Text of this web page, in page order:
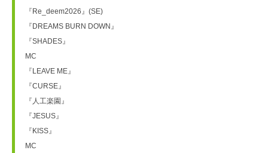
『Re_deem2026』(SE)
『DREAMS BURN DOWN』
『SHADES』
MC
『LEAVE ME』
『CURSE』
『人工楽園』
『JESUS』
『KISS』
MC